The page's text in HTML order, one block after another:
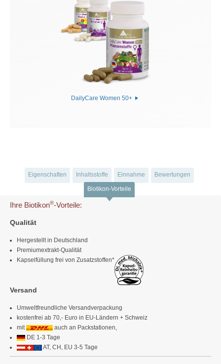
DailyCare Women 50+
Eigenschaften Inhaltsstoffe Einnahme Bewertungen
Biotikon-Vorteile
Ihre Biotikon®-Vorteile:
Qualität
Hergestellt in Deutschland
Premiumextrakt-Qualität
Kapselfüllung frei von Zusatzstoffen*
Versand
Umweltfreundliche Versandverpackung
kostenfrei ab 70,- Euro in EU-Ländern + Schweiz
mit
auch an Packstationen,
DE 1-3 Tage
AT, CH, EU 3-5 Tage